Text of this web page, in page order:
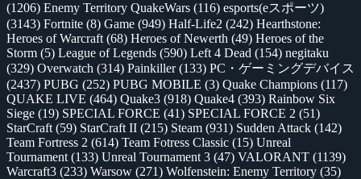
(1206) Enemy Territory QuakeWars (116) esports(eスポーツ)
(3143) Fortnite (8) Game (949) Half-Life2 (242) Hearthstone:
Heroes of Warcraft (68) Heroes of Newerth (49) Heroes of the
Storm (5) League of Legends (590) Left 4 Dead (154) negitaku
(329) Overwatch (314) Painkiller(133) PC・ゲーミングデバイス
(2437) PUBG (252) PUBG MOBILE (3) Quake Champions (117)
QUAKE LIVE (464) Quake3 (918) Quake4 (393) Rainbow Six
Siege (19) SPECIAL FORCE (41) SPECIAL FORCE 2 (51)
StarCraft (59) StarCraft II (215) Steam (931) Sudden Attack (142)
Team Fortress 2 (614) Team Fotress Classic (15) Unreal
Tournament (133) Unreal Tournament 3 (47) VALORANT (1139)
Warcraft3 (233) Warsow (271) Wolfenstein: Enemy Territory (35)